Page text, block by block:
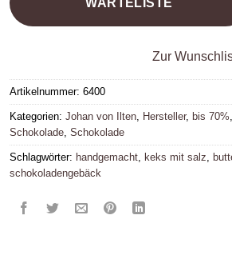
Zur
Artikelnummer: 6400
Kategorien: Johan von Ilten, Hersteller, bis 70%,
Schokolade, Schokolade
Schlagwörter: handgemacht, keks mit salz,
schokoladengebäck